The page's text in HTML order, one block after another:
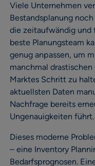
Viele Unternehmen
Bestandsplanung
die zeitaufwändig und
beste Planungsteam
genug anpassen, um
manchmal
Marktes Schritt zu
aktuellsten Daten
Nachfrage bereits
Ungenauigkeiten führt.
Dieses moderne
– eine Inventory
Bedarfsprognosen.